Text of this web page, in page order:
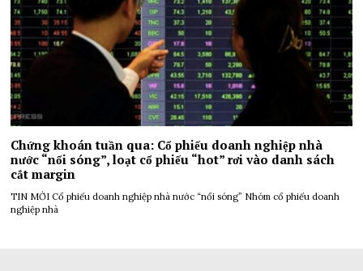
Chứng khoán tuần qua: Cổ phiếu doanh nghiệp nhà
nước “nổi sóng”, loạt cổ phiếu “hot” rơi vào danh sách
cắt margin
TIN MỚI Cổ phiếu doanh nghiệp nhà nước “nổi sóng” Nhóm cổ phiếu doanh
nghiệp nhà